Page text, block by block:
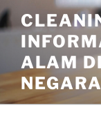
Skip
to
content
ALAM